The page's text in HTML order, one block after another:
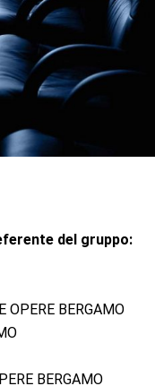
del gruppo:
BERGAMO
BERGAMO